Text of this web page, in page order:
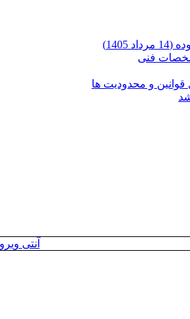
قوانین و محدودیت ها
آنتی